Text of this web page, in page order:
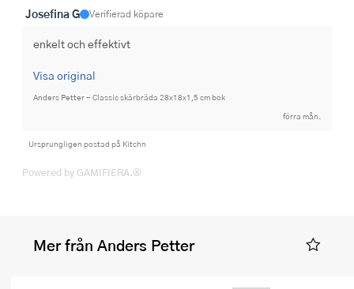
Josefina G Verifierad köpare
enkelt och effektivt
Visa original
Anders Petter - Classic skärbräda 28x18x1,5 cm bok
förra mån.
Ursprungligen postad på Kitchn
Powered by GAMIFIERA.®
Mer från Anders Petter